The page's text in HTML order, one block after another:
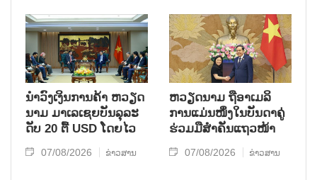
ນຳ​ວົງ​ເງິນ​ການ​ຄ້າ ຫວຽດ​
ນາມ ມາ​ເລ​ເຊຍ​ບັນ​ລຸ​ລະ​
ດັບ 20 ຕື້ USD ໂດຍ​ໄວ
07/08/2026 ຂ່າວສານ
ຫ​ວຽດ​ນາມ ຖື​ອາ​ເມ​ລິ​
ການ​ແມ່ນ​ໜຶ່ງ​ໃນ​ບັນ​ດາ​ຄູ່​
ຮ່ວມ​ມື​ສຳ​ຄັນ​ແຖວ​ໜ້າ
07/08/2026 ຂ່າວສານ